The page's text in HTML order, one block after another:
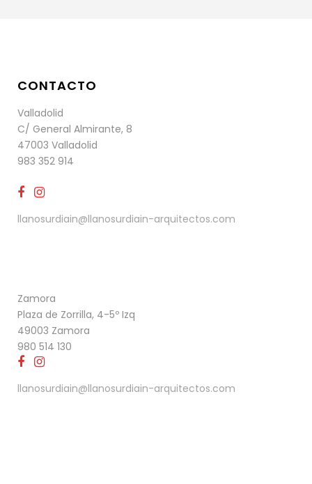
CONTACTO
Valladolid
C/ General Almirante, 8
47003 Valladolid
983 352 914
llanosurdiain@llanosurdiain-arquitectos.com
Zamora
Plaza de Zorrilla, 4-5º Izq
49003 Zamora
980 514 130
llanosurdiain@llanosurdiain-arquitectos.com